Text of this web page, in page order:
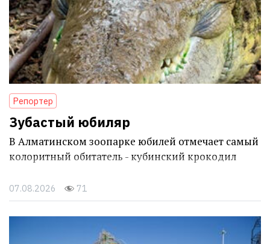
Репортер
Зубастый юбиляр
В Алматинском зоопарке юбилей отмечает самый
колоритный обитатель - кубинский крокодил
07.08.2026 71